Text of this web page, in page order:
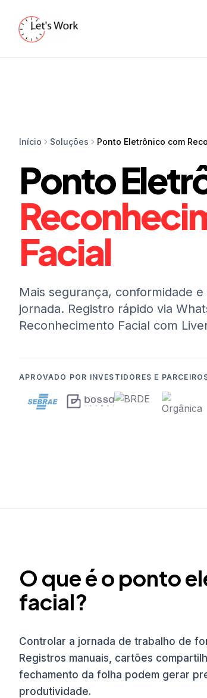
Início Soluções Ponto Eletrônico com
Ponto
Facial
Mais segurança, conformidade
jornada. Registro rápido via
Reconhecimento Facial com
APROVADO POR INVESTIDORES E
O que é o ponto
facial?
Controlar a jornada de trabalho de
Registros manuais, cartões
fechamento da folha podem gerar
produtividade.